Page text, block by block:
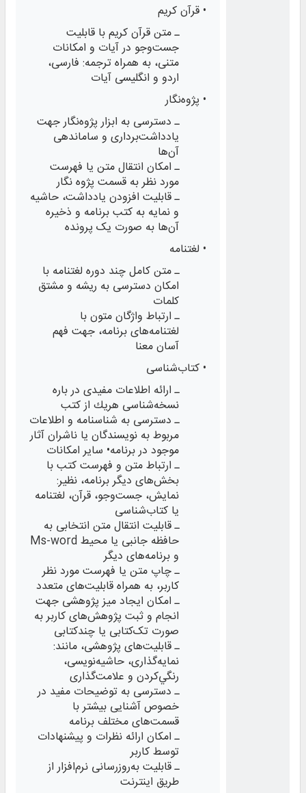
• قرآن کریم
ـ متن قرآن کریم با قابلیت
جست‌وجو در آیات و امکانات
متنی، به همراه ترجمه: فارسی،
اردو و انگلیسی آیات
• پژوه‌نگار
ـ دسترسی به ابزار پژوه‌نگار جهت
یادداشت‌برداری و ساماندهی
آن‌ها
ـ امكان انتقال متن یا فهرست
مورد نظر به قسمت پژوه نگار
ـ قابلیت افزودن یادداشت، حاشیه
و نمایه به کتب برنامه و ذخیره
آن‌ها به صورت یک پرونده
• لغتنامه
ـ متن کامل چند دوره لغتنامه با
امکان دسترسی به ریشه و مشتق
کلمات
ـ ارتباط واژگان متون با
لغتنامه‌های برنامه، جهت فهم
آسان معنا
• كتاب‌شناسی
ـ ارائه اطلاعات مفیدی در باره
نسخه‌شناسی هریك از كتب
ـ دسترسی به شناسنامه و اطلاعات
مربوط به نویسندگان یا ناشران آثار
موجود در برنامه• سایر امکانات
ـ ارتباط متن و فهرست كتب با
بخش‌های دیگر برنامه، نظیر:
نمایش، جست‌وجو، قرآن، لغتنامه
یا کتاب‌شناسی
ـ قابلیت انتقال متن انتخابی به
حافظه جانبی یا محیط Ms-word
و برنامه‌های دیگر
ـ چاپ متن یا فهرست مورد نظر
کاربر، به همراه قابلیت‌های متعدد
ـ امکان ایجاد میز پژوهشی جهت
انجام و ثبت پژوهش‌های کاربر به
صورت تک‌کتابی یا چندکتابی
ـ قابلیت‌های پژوهشی، مانند:
نمایه‌گذاری، حاشیه‌نویسی،
رنگي‌كردن و علامت‌گذاری
ـ دسترسی به توضیحات مفید در
خصوص آشنایی بیشتر با
قسمت‌های مختلف برنامه
ـ امکان ارائه نظرات و پیشنهادات
توسط کاربر
ـ قابلیت به‌روزرسانی نرم‌افزار از
طریق اینترنت